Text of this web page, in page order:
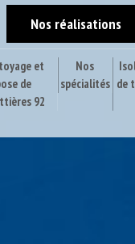
Nos réalisations
et
de
92
Nos
spécialités de